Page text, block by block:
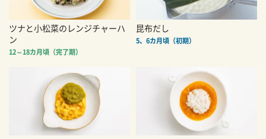
ツナと小松菜のレンジチャーハ
ン
12～18カ月頃（完了期）
昆布だし
5、6カ月頃（初期）